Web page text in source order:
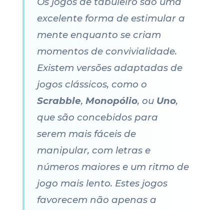
excelente forma de estimular a
mente enquanto se criam
momentos de convivialidade.
Existem versões adaptadas de
jogos clássicos, como o
Scrabble, Monopólio, ou Uno,
que são concebidos para
serem mais fáceis de
manipular, com letras e
números maiores e um ritmo de
jogo mais lento. Estes jogos
favorecem não apenas a